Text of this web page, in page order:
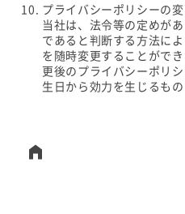
プライバシーポリシーの
当社は、法令等の定めが
であると判断する方法に
を随時変更することがで
更後のプライバシーポリ
生日から効力を生じるもの